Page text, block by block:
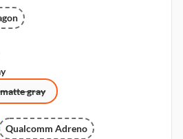
matte gray
Qualcomm Adreno